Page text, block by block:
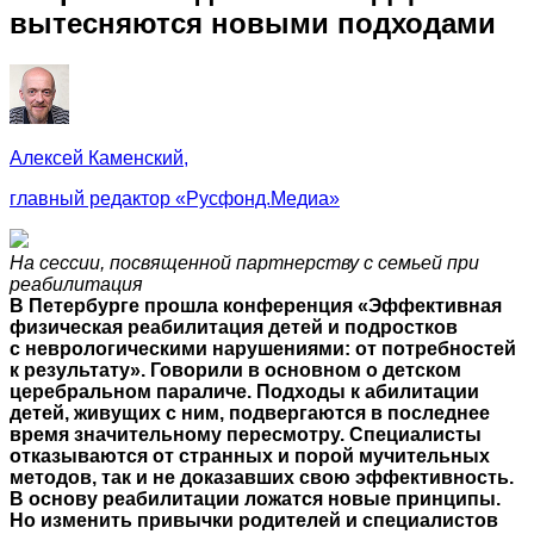
вытесняются новыми подходами
Алексей Каменский,
главный редактор «Русфонд.Медиа»
На сессии, посвященной партнерству с семьей при
реабилитация
В Петербурге прошла конференция «Эффективная
физическая реабилитация детей и подростков
с неврологическими нарушениями: от потребностей
к результату». Говорили в основном о детском
церебральном параличе. Подходы к абилитации
детей, живущих с ним, подвергаются в последнее
время значительному пересмотру. Специалисты
отказываются от странных и порой мучительных
методов, так и не доказавших свою эффективность.
В основу реабилитации ложатся новые принципы.
Но изменить привычки родителей и специалистов